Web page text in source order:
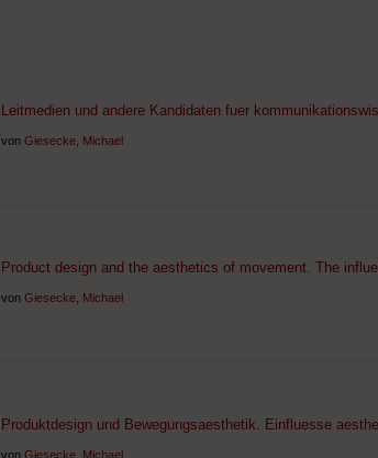
Leitmedien und andere Kandidaten fuer
von Giesecke, Michael
Product design and the aesthetics of movement. The
von Giesecke, Michael
Produktdesign und Bewegungsaesthetik. Einfluesse
von Giesecke, Michael